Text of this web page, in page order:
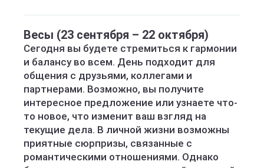
Весы (23 сентября – 22 октября)
Сегодня вы будете стремиться к гармонии
и балансу во всем. День подходит для
общения с друзьями, коллегами и
партнерами. Возможно, вы получите
интересное предложение или узнаете что-
то новое, что изменит ваш взгляд на
текущие дела. В личной жизни возможны
приятные сюрпризы, связанные с
романтическими отношениями. Однако